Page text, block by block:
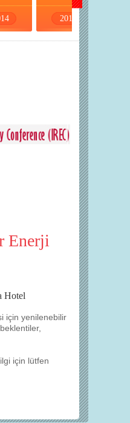
2014
Enerji
Hotel
için yenilenebilir
için lütfen